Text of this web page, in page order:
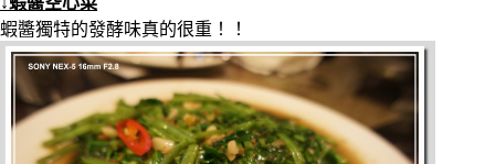
蝦醬獨特的發酵味真的很重！！